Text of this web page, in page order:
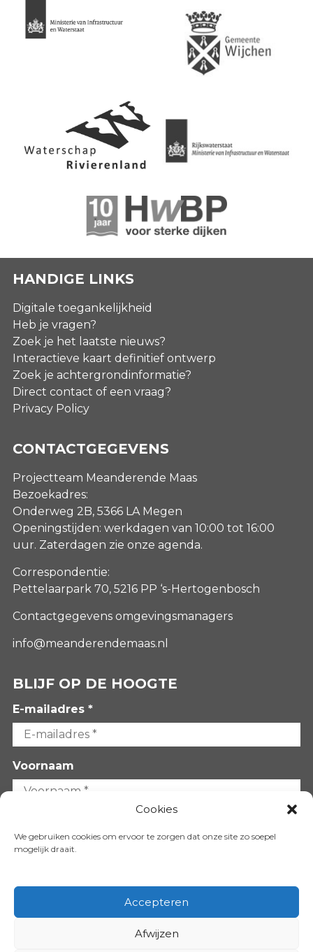
Cookies
We gebruiken cookies om ervoor te zorgen dat onze site zo soepel
mogelijk draait.
Accepteren
Afwijzen
HANDIGE LINKS
Digitale toegankelijkheid
Heb je vragen?
Zoek je het laatste nieuws?
Interactieve kaart definitief ontwerp
Zoek je achtergrondinformatie?
Direct contact of een vraag?
Privacy Policy
CONTACTGEGEVENS
Projectteam Meanderende Maas
Bezoekadres:
Onderweg 2B, 5366 LA Megen
Openingstijden: werkdagen van 10:00 tot 16:00
uur. Zaterdagen zie onze agenda.
Correspondentie:
Pettelaarpark 70, 5216 PP ‘s-Hertogenbosch
Contactgegevens omgevingsmanagers
info@meanderendemaas.nl
BLIJF OP DE HOOGTE
E-mailadres *
Voornaam
VOLG ONS OP: